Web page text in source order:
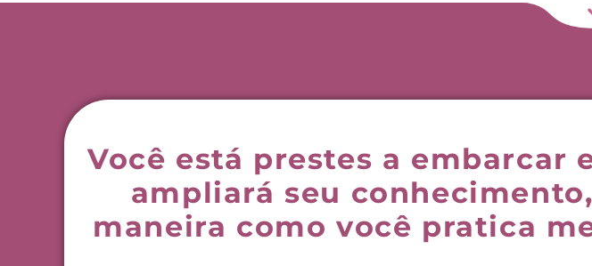
Você está prestes a embarcar
ampliará seu
maneira como você pratica